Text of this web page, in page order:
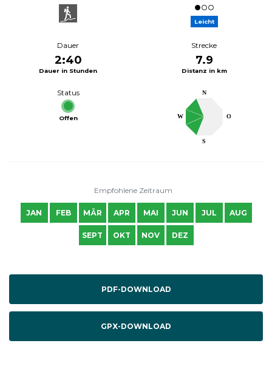
Leicht
Dauer
2:40
Dauer in Stunden
Strecke
7.9
Distanz in km
Status
Offen W
S
O
N
Empfohlene Zeitraum
JAN FEB MÄR APR MAI JUN JUL AUG
SEPT OKT NOV DEZ
PDF-DOWNLOAD
GPX-DOWNLOAD